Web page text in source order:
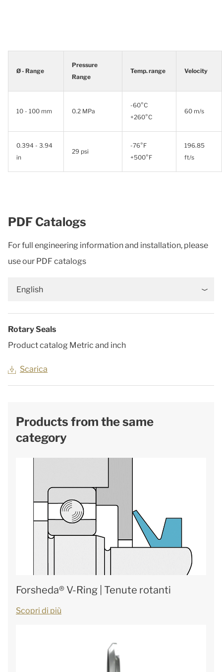
Ø - Range
Pressure
Range
Temp. range Velocity
10 - 100 mm 0.2 MPa
-60°C
+260°C
60 m/s
0.394 - 3.94
in
29 psi
-76°F
+500°F
196.85
ft/s
PDF Catalogs
For full engineering information and installation, please
use our PDF catalogs
English
Rotary Seals
Product catalog Metric and inch
Scarica
Products from the same
category
Forsheda® V-Ring | Tenute rotanti
Scopri di più